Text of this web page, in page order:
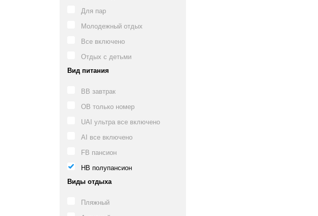
Для пар
Молодежный отдых
Все включено
Отдых с детьми
Вид питания
BB завтрак
OB только номер
UAI ультра все включено
AI все включено
FB пансион
HB полупансион
Виды отдыха
Пляжный